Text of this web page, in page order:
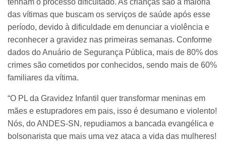
tenham o processo dificultado. As crianças são a maioria
das vítimas que buscam os serviços de saúde após esse
período, devido à dificuldade em denunciar a violência e
reconhecer a gravidez nas primeiras semanas. Conforme
dados do Anuário de Segurança Pública, mais de 80% dos
crimes são cometidos por conhecidos, sendo mais de 60%
familiares da vítima.
“O PL da Gravidez Infantil quer transformar meninas em
mães e estupradores em pais, isso é desumano e violento!
Nós, do ANDES-SN, repudiamos a bancada evangélica e
bolsonarista que mais uma vez ataca a vida das mulheres!